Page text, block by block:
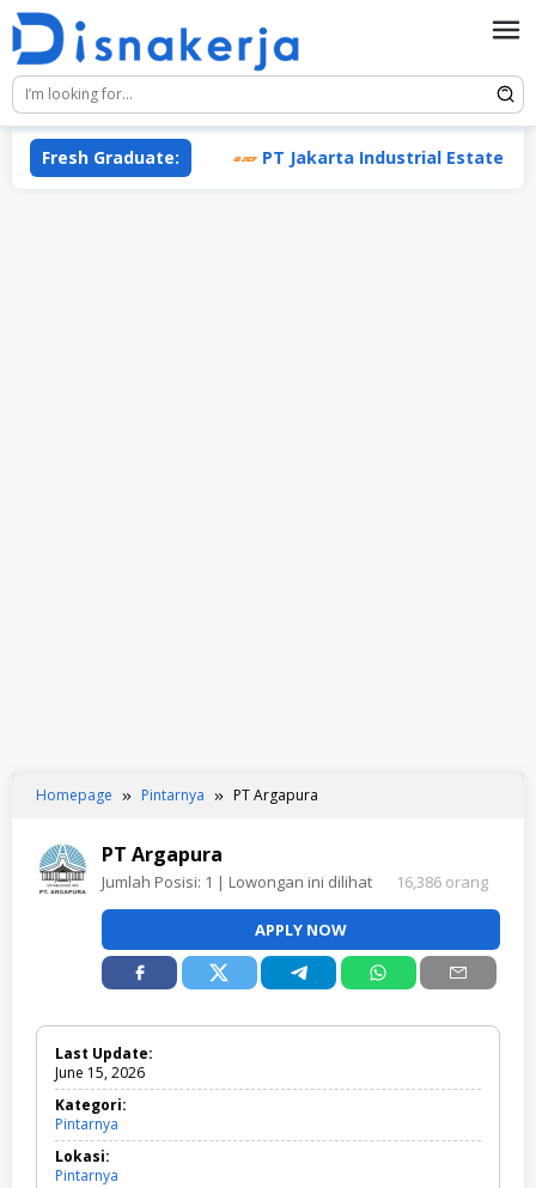
Skip
content
Fresh Graduate:
Group) PT Jakarta Industrial Estate
Homepage Pintarnya PT Argapura
PT Argapura
Jumlah Posisi: 1 | Lowongan ini dilihat 16,386 orang
APPLY NOW
Last Update:
June 15, 2026
Kategori:
Pintarnya
i
Lokasi:
Pintarnya